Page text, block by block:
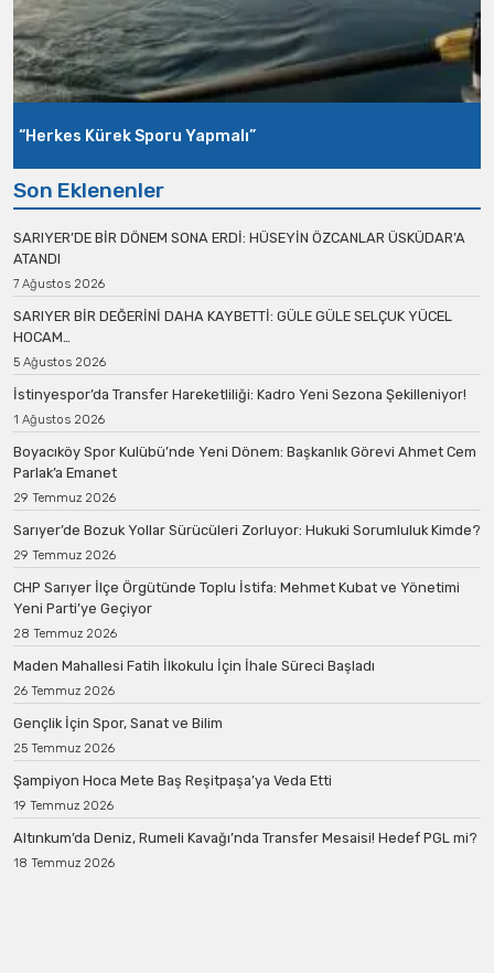
“Herkes Kürek Sporu Yapmalı”
Son Eklenenler
SARIYER’DE BİR DÖNEM SONA ERDİ: HÜSEYİN ÖZCANLAR ÜSKÜDAR’A
ATANDI
7 Ağustos 2026
SARIYER BİR DEĞERİNİ DAHA KAYBETTİ: GÜLE GÜLE SELÇUK YÜCEL
HOCAM…
5 Ağustos 2026
İstinyespor’da Transfer Hareketliliği: Kadro Yeni Sezona Şekilleniyor!
1 Ağustos 2026
Boyacıköy Spor Kulübü’nde Yeni Dönem: Başkanlık Görevi Ahmet Cem
Parlak’a Emanet
29 Temmuz 2026
Sarıyer’de Bozuk Yollar Sürücüleri Zorluyor: Hukuki Sorumluluk Kimde?
29 Temmuz 2026
CHP Sarıyer İlçe Örgütünde Toplu İstifa: Mehmet Kubat ve Yönetimi
Yeni Parti’ye Geçiyor
28 Temmuz 2026
Maden Mahallesi Fatih İlkokulu İçin İhale Süreci Başladı
26 Temmuz 2026
Gençlik İçin Spor, Sanat ve Bilim
25 Temmuz 2026
Şampiyon Hoca Mete Baş Reşitpaşa’ya Veda Etti
19 Temmuz 2026
Altınkum’da Deniz, Rumeli Kavağı’nda Transfer Mesaisi! Hedef PGL mi?
18 Temmuz 2026